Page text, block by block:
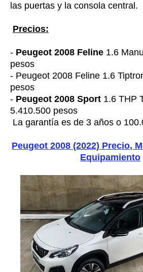
las puertas y la consola central.
Precios:
- Peugeot 2008 Feline 1.6
pesos
- Peugeot 2008 Feline 1.6
pesos
- Peugeot 2008 Sport 1.6 THP
5.410.500 pesos
La garantía es de 3 años o
Peugeot 2008 (2022) Precio,
Equipamiento